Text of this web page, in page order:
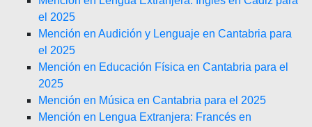
el 2025
Mención en Audición y Lenguaje en Cantabria para
el 2025
Mención en Educación Física en Cantabria para el
2025
Mención en Música en Cantabria para el 2025
Mención en Lengua Extranjera: Francés en